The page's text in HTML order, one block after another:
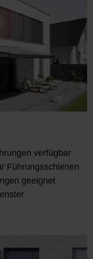
verfügbar
Führungsschienen
geeignet